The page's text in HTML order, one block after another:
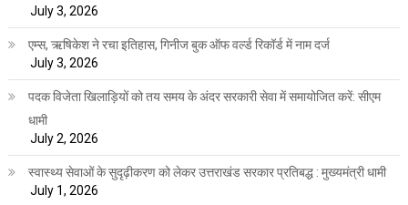
July 3, 2026
एम्स, ऋषिकेश ने रचा इतिहास, गिनीज बुक ऑफ वर्ल्ड रिकॉर्ड में नाम दर्ज
July 3, 2026
पदक विजेता खिलाड़ियों को तय समय के अंदर सरकारी सेवा में समायोजित करें: सीएम
धामी
July 2, 2026
स्वास्थ्य सेवाओं के सुदृढ़ीकरण को लेकर उत्तराखंड सरकार प्रतिबद्ध : मुख्यमंत्री धामी
July 1, 2026